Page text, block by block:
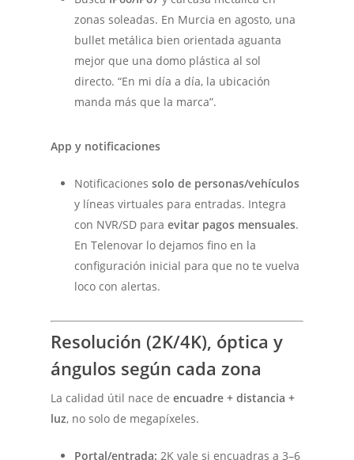
zonas soleadas. En Murcia en agosto, una
bullet metálica bien orientada aguanta
mejor que una domo plástica al sol
directo. “En mi día a día, la ubicación
manda más que la marca”.
App y notificaciones
Notificacionessolo de personas/vehículos
y líneas virtuales para entradas. Integra
con NVR/SD paraevitar pagos mensuales.
En Telenovar lo dejamos fino en la
configuración inicial para que no te vuelva
loco con alertas.
Resolución (2K/4K), óptica y
ángulos según cada zona
La calidad útil nace deencuadre + distancia +
luz, no solo de megapíxeles.
Portal/entrada: 2K vale si encuadras a 3–6